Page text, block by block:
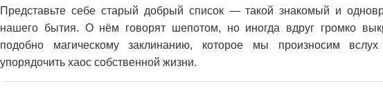
Представьте себе старый добрый список — такой знакомый и
нашего бытия. О нём говорят шепотом, но иногда вдруг громко
подобно магическому заклинанию, которое мы произносим
упорядочить хаос собственной жизни.